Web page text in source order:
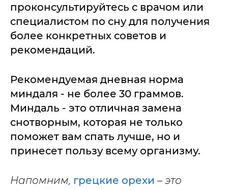
проконсультируйтесь с врачом или
специалистом по сну для получения
более конкретных советов и
рекомендаций.
Рекомендуемая дневная норма
миндаля - не более 30 граммов.
Миндаль - это отличная замена
снотворным, которая не только
поможет вам спать лучше, но и
принесет пользу всему организму.
Напомним, грецкие орехи – это